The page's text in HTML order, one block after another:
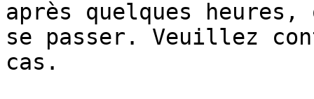
après quelques
se passer. Veuillez
cas.